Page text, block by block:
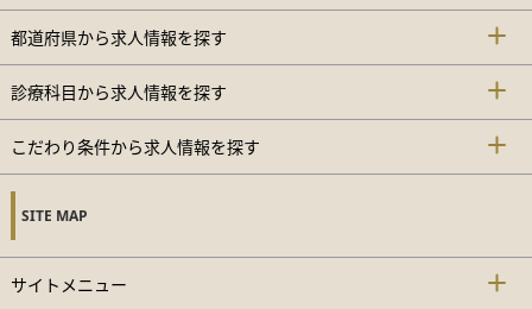
都道府県から求人情報を探す
診療科目から求人情報を探す
こだわり条件から求人情報を探す
SITE MAP
サイトメニュー